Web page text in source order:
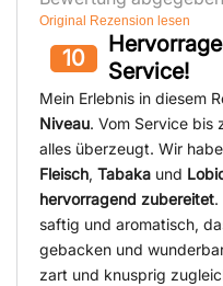
Original Rezension lesen
10
Service!
Mein Erlebnis in diesem
Niveau. Vom Service bis
alles überzeugt. Wir
Fleisch, Tabaka und
hervorragend zubereitet.
saftig und aromatisch,
gebacken und
zart und knusprig